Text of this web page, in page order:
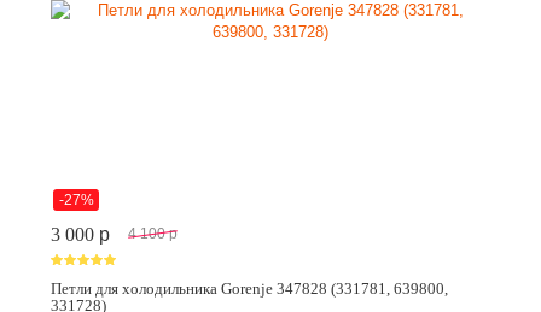
-27%
3 000 p 4 100 p
Петли для холодильника Gorenje 347828 (331781, 639800,
331728)